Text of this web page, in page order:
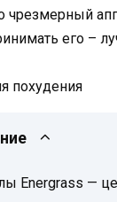
его –
Energrass —